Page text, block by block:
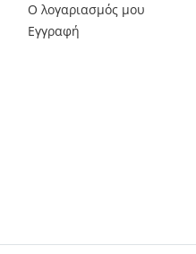
Ο λογαριασμός μου
Εγγραφή